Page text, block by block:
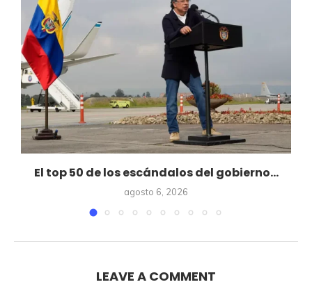
El top 50 de los escándalos del gobierno...
agosto 6, 2026
LEAVE A COMMENT